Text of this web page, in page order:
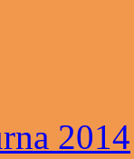
2014